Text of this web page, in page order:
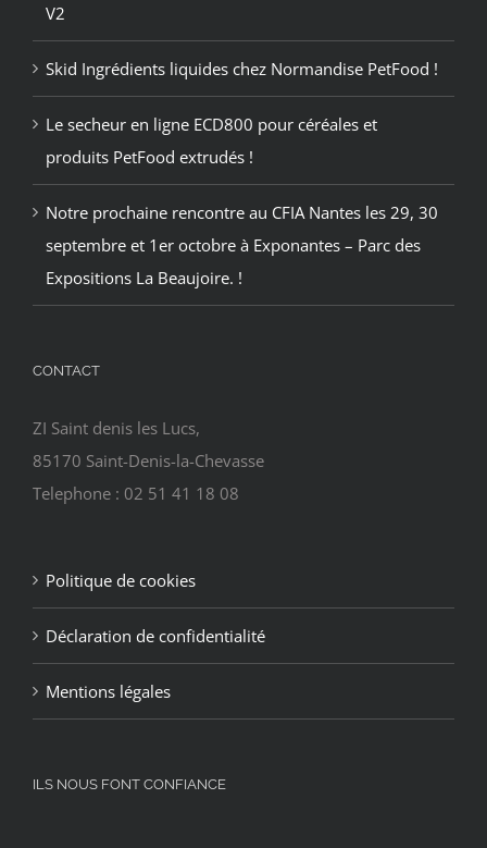
V2
Skid Ingrédients liquides chez Normandise PetFood !
Le secheur en ligne ECD800 pour céréales et
produits PetFood extrudés !
Notre prochaine rencontre au CFIA Nantes les 29, 30
septembre et 1er octobre à Exponantes – Parc des
Expositions La Beaujoire. !
CONTACT
ZI Saint denis les Lucs,
85170 Saint-Denis-la-Chevasse
Telephone : 02 51 41 18 08
Politique de cookies
Déclaration de confidentialité
Mentions légales
ILS NOUS FONT CONFIANCE